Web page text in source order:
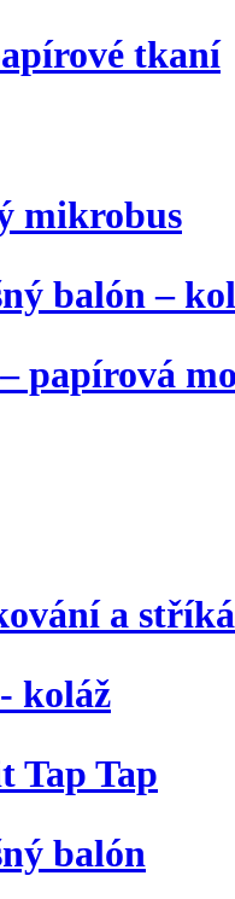
tkaní
mikrobus
balón –
papírová
a
koláž
Tap Tap
balón